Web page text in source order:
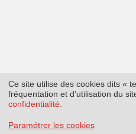
Ce site utilise des cookies dits «
fréquentation et d’utilisation du
confidentialité
Paramétrer les cookies